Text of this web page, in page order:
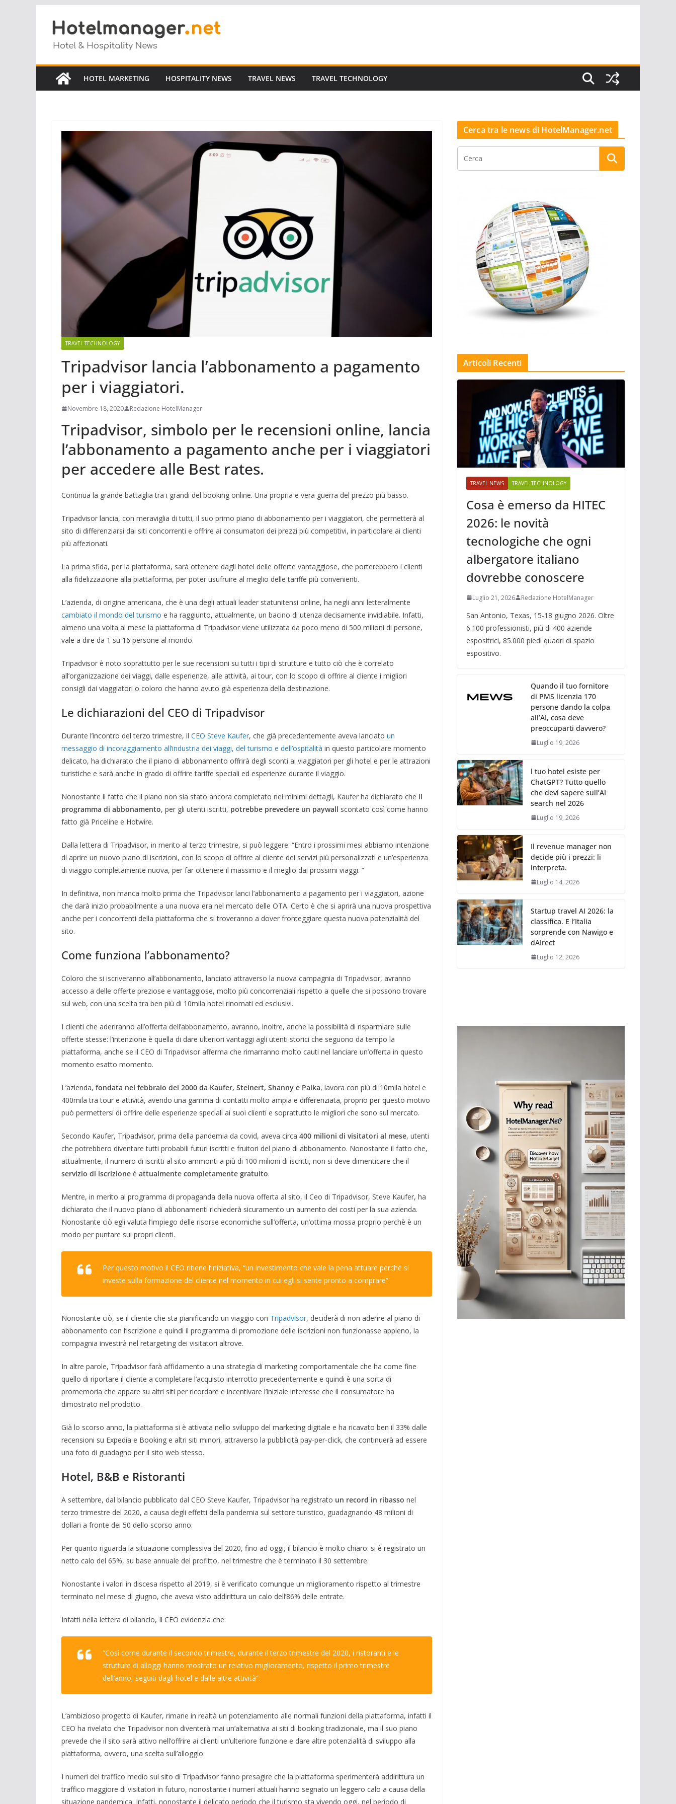
contenuto
HOTEL MARKETING HOSPITALITY NEWS TRAVEL NEWS TRAVEL TECHNOLOGY
TRAVEL TECHNOLOGY
Tripadvisor lancia l’abbonamento a pagamento
per i viaggiatori.
Novembre 18, 2020 Redazione HotelManager
Tripadvisor, simbolo per le recensioni online, lancia
l’abbonamento a pagamento anche per i viaggiatori
per accedere alle Best rates.
Continua la grande battaglia tra i grandi del booking online. Una propria e vera guerra del prezzo più basso.
Tripadvisor lancia, con meraviglia di tutti, il suo primo piano di abbonamento per i viaggiatori, che permetterà al
sito di differenziarsi dai siti concorrenti e offrire ai consumatori dei prezzi più competitivi, in particolare ai clienti
più affezionati.
La prima sfida, per la piattaforma, sarà ottenere dagli hotel delle offerte vantaggiose, che porterebbero i clienti
alla fidelizzazione alla piattaforma, per poter usufruire al meglio delle tariffe più convenienti.
L’azienda, di origine americana, che è una degli attuali leader statunitensi online, ha negli anni letteralmente
cambiato il mondo del turismo e ha raggiunto, attualmente, un bacino di utenza decisamente invidiabile. Infatti,
almeno una volta al mese la piattaforma di Tripadvisor viene utilizzata da poco meno di 500 milioni di persone,
vale a dire da 1 su 16 persone al mondo.
Tripadvisor è noto soprattutto per le sue recensioni su tutti i tipi di strutture e tutto ciò che è correlato
all’organizzazione dei viaggi, dalle esperienze, alle attività, ai tour, con lo scopo di offrire al cliente i migliori
consigli dai viaggiatori o coloro che hanno avuto già esperienza della destinazione.
Le dichiarazioni del CEO di Tripadvisor
Durante l’incontro del terzo trimestre, il CEO Steve Kaufer, che già precedentemente aveva lanciato un
messaggio di incoraggiamento all’industria dei viaggi, del turismo e dell’ospitalità in questo particolare momento
delicato, ha dichiarato che il piano di abbonamento offrirà degli sconti ai viaggiatori per gli hotel e per le attrazioni
turistiche e sarà anche in grado di offrire tariffe speciali ed esperienze durante il viaggio.
Nonostante il fatto che il piano non sia stato ancora completato nei minimi dettagli, Kaufer ha dichiarato che il
programma di abbonamento, per gli utenti iscritti, potrebbe prevedere un paywall scontato così come hanno
fatto già Priceline e Hotwire.
Dalla lettera di Tripadvisor, in merito al terzo trimestre, si può leggere: “Entro i prossimi mesi abbiamo intenzione
di aprire un nuovo piano di iscrizioni, con lo scopo di offrire al cliente dei servizi più personalizzati e un’esperienza
di viaggio completamente nuova, per far ottenere il massimo e il meglio dai prossimi viaggi. “
In definitiva, non manca molto prima che Tripadvisor lanci l’abbonamento a pagamento per i viaggiatori, azione
che darà inizio probabilmente a una nuova era nel mercato delle OTA. Certo è che si aprirà una nuova prospettiva
anche per i concorrenti della piattaforma che si troveranno a dover fronteggiare questa nuova potenzialità del
sito.
Come funziona l’abbonamento?
Coloro che si iscriveranno all’abbonamento, lanciato attraverso la nuova campagnia di Tripadvisor, avranno
accesso a delle offerte preziose e vantaggiose, molto più concorrenziali rispetto a quelle che si possono trovare
sul web, con una scelta tra ben più di 10mila hotel rinomati ed esclusivi.
I clienti che aderiranno all’offerta dell’abbonamento, avranno, inoltre, anche la possibilità di risparmiare sulle
offerte stesse: l’intenzione è quella di dare ulteriori vantaggi agli utenti storici che seguono da tempo la
piattaforma, anche se il CEO di Tripadvisor afferma che rimarranno molto cauti nel lanciare un’offerta in questo
momento esatto momento.
L’azienda, fondata nel febbraio del 2000 da Kaufer, Steinert, Shanny e Palka, lavora con più di 10mila hotel e
400mila tra tour e attività, avendo una gamma di contatti molto ampia e differenziata, proprio per questo motivo
può permettersi di offrire delle esperienze speciali ai suoi clienti e soprattutto le migliori che sono sul mercato.
Secondo Kaufer, Tripadvisor, prima della pandemia da covid, aveva circa 400 milioni di visitatori al mese, utenti
che potrebbero diventare tutti probabili futuri iscritti e fruitori del piano di abbonamento. Nonostante il fatto che,
attualmente, il numero di iscritti al sito ammonti a più di 100 milioni di iscritti, non si deve dimenticare che il
servizio di iscrizione è attualmente completamente gratuito.
Mentre, in merito al programma di propaganda della nuova offerta al sito, il Ceo di Tripadvisor, Steve Kaufer, ha
dichiarato che il nuovo piano di abbonamenti richiederà sicuramento un aumento dei costi per la sua azienda.
Nonostante ciò egli valuta l’impiego delle risorse economiche sull’offerta, un’ottima mossa proprio perchè è un
modo per puntare sui propri clienti.
Per questo motivo il CEO ritiene l’iniziativa, “un investimento che vale la pena attuare perché si
investe sulla formazione del cliente nel momento in cui egli si sente pronto a comprare”.
Nonostante ciò, se il cliente che sta pianificando un viaggio con Tripadvisor, deciderà di non aderire al piano di
abbonamento con l’iscrizione e quindi il programma di promozione delle iscrizioni non funzionasse appieno, la
compagnia investirà nel retargeting dei visitatori altrove.
In altre parole, Tripadvisor farà affidamento a una strategia di marketing comportamentale che ha come fine
quello di riportare il cliente a completare l’acquisto interrotto precedentemente e quindi è una sorta di
promemoria che appare su altri siti per ricordare e incentivare l’iniziale interesse che il consumatore ha
dimostrato nel prodotto.
Già lo scorso anno, la piattaforma si è attivata nello sviluppo del marketing digitale e ha ricavato ben il 33% dalle
recensioni su Expedia e Booking e altri siti minori, attraverso la pubblicità pay-per-click, che continuerà ad essere
una foto di guadagno per il sito web stesso.
Hotel, B&B e Ristoranti
A settembre, dal bilancio pubblicato dal CEO Steve Kaufer, Tripadvisor ha registrato un record in ribasso nel
terzo trimestre del 2020, a causa degli effetti della pandemia sul settore turistico, guadagnando 48 milioni di
dollari a fronte dei 50 dello scorso anno.
Per quanto riguarda la situazione complessiva del 2020, fino ad oggi, il bilancio è molto chiaro: si è registrato un
netto calo del 65%, su base annuale del profitto, nel trimestre che è terminato il 30 settembre.
Nonostante i valori in discesa rispetto al 2019, si è verificato comunque un miglioramento rispetto al trimestre
terminato nel mese di giugno, che aveva visto addirittura un calo dell’86% delle entrate.
Infatti nella lettera di bilancio, Il CEO evidenzia che:
“Così come durante il secondo trimestre, durante il terzo trimestre del 2020, i ristoranti e le
strutture di alloggi hanno mostrato un relativo miglioramento, rispetto il primo trimestre
dell’anno, seguiti dagli hotel e dalle altre attività”.
L’ambizioso progetto di Kaufer, rimane in realtà un potenziamento alle normali funzioni della piattaforma, infatti il
CEO ha rivelato che Tripadvisor non diventerà mai un’alternativa ai siti di booking tradizionale, ma il suo piano
prevede che il sito sarà attivo nell’offrire ai clienti un’ulteriore funzione e dare altre potenzialità di sviluppo alla
piattaforma, ovvero, una scelta sull’alloggio.
I numeri del traffico medio sul sito di Tripadvisor fanno presagire che la piattaforma sperimenterà addirittura un
traffico maggiore di visitatori in futuro, nonostante i numeri attuali hanno segnato un leggero calo a causa della
situazione pandemica. Infatti, nonostante il delicato periodo che il turismo sta vivendo oggi, nel periodo di
Cerca tra le news di HotelManager.net
Articoli Recenti
TRAVEL NEWS TRAVEL TECHNOLOGY
Cosa è emerso da HITEC
2026: le novità
tecnologiche che ogni
albergatore italiano
dovrebbe conoscere
Luglio 21, 2026 Redazione HotelManager
San Antonio, Texas, 15-18 giugno 2026. Oltre
6.100 professionisti, più di 400 aziende
espositrici, 85.000 piedi quadri di spazio
espositivo.
Quando il tuo fornitore
di PMS licenzia 170
persone dando la colpa
all’AI, cosa deve
preoccuparti davvero?
Luglio 19, 2026
l tuo hotel esiste per
ChatGPT? Tutto quello
che devi sapere sull’AI
search nel 2026
Luglio 19, 2026
Il revenue manager non
decide più i prezzi: li
interpreta.
Luglio 14, 2026
Startup travel AI 2026: la
classifica. E l’Italia
sorprende con Nawigo e
dAIrect
Luglio 12, 2026